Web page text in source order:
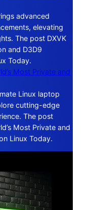
advanced
elevating
The post DXVK
and D3D9
Today.
Most Private and
Linux laptop
cutting-edge
The post
Most Private and
Linux Today.